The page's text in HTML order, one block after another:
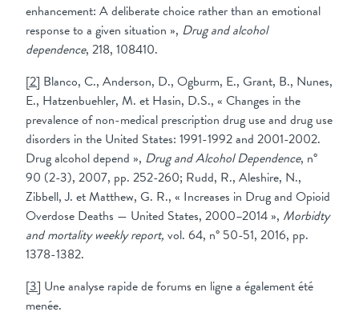
enhancement: A deliberate choice rather than an emotional
response to a given situation », Drug and alcohol
dependence, 218, 108410.
[2] Blanco, C., Anderson, D., Ogburm, E., Grant, B., Nunes,
E., Hatzenbuehler, M. et Hasin, D.S., « Changes in the
prevalence of non-medical prescription drug use and drug use
disorders in the United States: 1991-1992 and 2001-2002.
Drug alcohol depend », Drug and Alcohol Dependence, n°
90 (2-3), 2007, pp. 252-260; Rudd, R., Aleshire, N.,
Zibbell, J. et Matthew, G. R., « Increases in Drug and Opioid
Overdose Deaths — United States, 2000–2014 », Morbidty
and mortality weekly report, vol. 64, n° 50-51, 2016, pp.
1378-1382.
[3] Une analyse rapide de forums en ligne a également été
menée.